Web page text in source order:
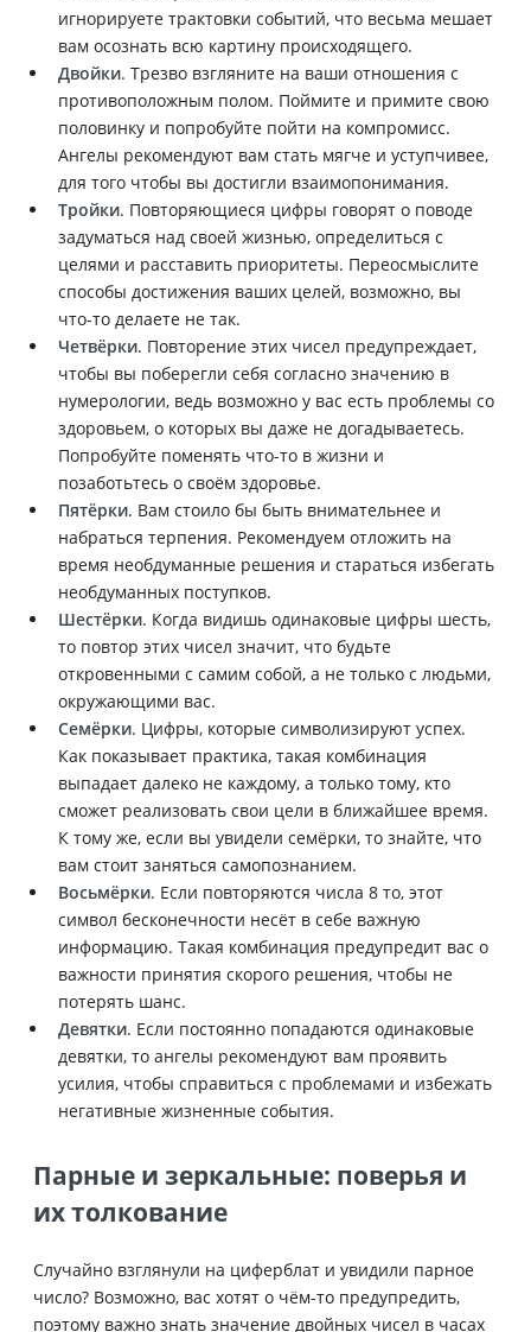
игнорируете трактовки событий, что весьма мешает
вам осознать всю картину происходящего.
Двойки. Трезво взгляните на ваши отношения с
противоположным полом. Поймите и примите свою
половинку и попробуйте пойти на компромисс.
Ангелы рекомендуют вам стать мягче и уступчивее,
для того чтобы вы достигли взаимопонимания.
Тройки. Повторяющиеся цифры говорят о поводе
задуматься над своей жизнью, определиться с
целями и расставить приоритеты. Переосмыслите
способы достижения ваших целей, возможно, вы
что-то делаете не так.
Четвёрки. Повторение этих чисел предупреждает,
чтобы вы поберегли себя согласно значению в
нумерологии, ведь возможно у вас есть проблемы со
здоровьем, о которых вы даже не догадываетесь.
Попробуйте поменять что-то в жизни и
позаботьтесь о своём здоровье.
Пятёрки. Вам стоило бы быть внимательнее и
набраться терпения. Рекомендуем отложить на
время необдуманные решения и стараться избегать
необдуманных поступков.
Шестёрки. Когда видишь одинаковые цифры шесть,
то повтор этих чисел значит, что будьте
откровенными с самим собой, а не только с людьми,
окружающими вас.
Семёрки. Цифры, которые символизируют успех.
Как показывает практика, такая комбинация
выпадает далеко не каждому, а только тому, кто
сможет реализовать свои цели в ближайшее время.
К тому же, если вы увидели семёрки, то знайте, что
вам стоит заняться самопознанием.
Восьмёрки. Если повторяются числа 8 то, этот
символ бесконечности несёт в себе важную
информацию. Такая комбинация предупредит вас о
важности принятия скорого решения, чтобы не
потерять шанс.
Девятки. Если постоянно попадаются одинаковые
девятки, то ангелы рекомендуют вам проявить
усилия, чтобы справиться с проблемами и избежать
негативные жизненные события.
Парные и зеркальные: поверья и
их толкование
Случайно взглянули на циферблат и увидили парное
число? Возможно, вас хотят о чём-то предупредить,
поэтому важно знать значение двойных чисел в часах